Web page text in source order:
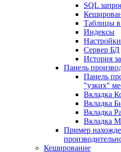
SQL
Таблицы в
Индексы
Сервер БД
История
Панель
Панель
"узких"
Вкладка
Вкладка
Вкладка
Вкладка
Пример
Кеширование